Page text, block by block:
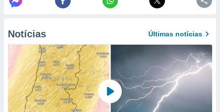
medir
da
medir o
dos
os
Notícias Últimas notícias